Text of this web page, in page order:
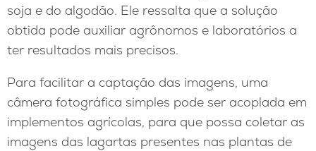
soja e do algodão. Ele ressalta que a solução
obtida pode auxiliar agrônomos e laboratórios a
ter resultados mais precisos.
Para facilitar a captação das imagens, uma
câmera fotográfica simples pode ser acoplada em
implementos agrícolas, para que possa coletar as
imagens das lagartas presentes nas plantas de